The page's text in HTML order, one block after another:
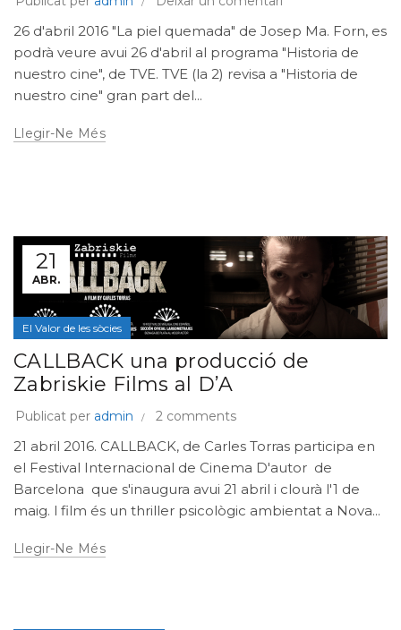
26 d'abril 2016 "La piel quemada" de Josep Ma. Forn, es
podrà veure avui 26 d'abril al programa "Historia de
nuestro cine", de TVE. TVE (la 2) revisa a "Historia de
nuestro cine" gran part del...
Llegir-Ne Més
21
ABR.
El Valor de les sòcies
CALLBACK una producció de
Zabriskie Films al D’A
Publicat per admin 2 comments
21 abril 2016. CALLBACK, de Carles Torras participa en
el Festival Internacional de Cinema D'autor de
Barcelona que s'inaugura avui 21 abril i clourà l'1 de
maig. l film és un thriller psicològic ambientat a Nova...
Llegir-Ne Més